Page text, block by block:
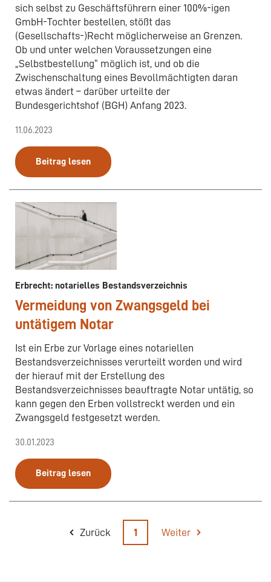
sich selbst zu Geschäftsführern einer 100%-igen
GmbH-Tochter bestellen, stößt das
(Gesellschafts-)Recht möglicherweise an Grenzen.
Ob und unter welchen Voraussetzungen eine
„Selbstbestellung“ möglich ist, und ob die
Zwischenschaltung eines Bevollmächtigten daran
etwas ändert – darüber urteilte der
Bundesgerichtshof (BGH) Anfang 2023.
11.06.2023
Beitrag lesen
Erbrecht: notarielles Bestandsverzeichnis
Vermeidung von Zwangsgeld bei
untätigem Notar
Ist ein Erbe zur Vorlage eines notariellen
Bestandsverzeichnisses verurteilt worden und wird
der hierauf mit der Erstellung des
Bestandsverzeichnisses beauftragte Notar untätig, so
kann gegen den Erben vollstreckt werden und ein
Zwangsgeld festgesetzt werden.
30.01.2023
Beitrag lesen
Zurück 1 Weiter